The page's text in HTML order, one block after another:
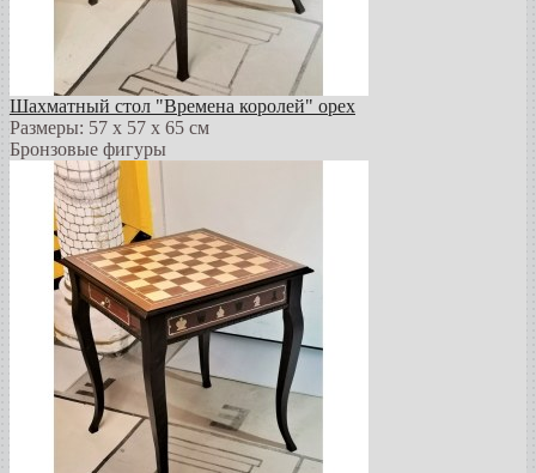
Шахматный стол "Времена королей" орех
Размеры: 57 х 57 х 65 см
Бронзовые фигуры